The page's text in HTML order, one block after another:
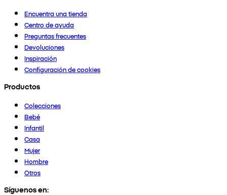
Encuentra una tienda
Centro de ayuda
Preguntas frecuentes
Devoluciones
Inspiración
Configuración de cookies
Productos
Colecciones
Bebé
Infantil
Casa
Mujer
Hombre
Otros
Síguenos en: